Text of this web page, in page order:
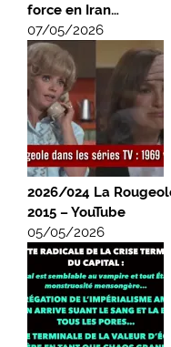
force en Iran…
07/05/2026
2026/024 La
2015 – YouTube
05/05/2026